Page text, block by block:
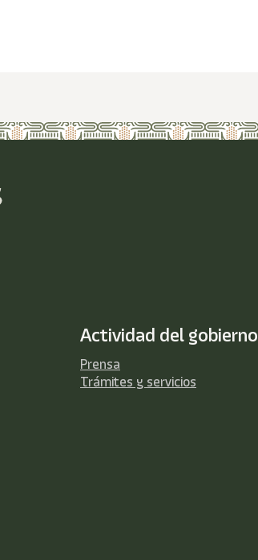
Actividad del gobierno
Prensa
Trámites y servicios